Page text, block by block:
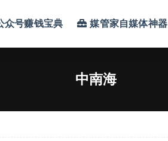
众号赚钱宝典 媒管家自媒体神器
中南海